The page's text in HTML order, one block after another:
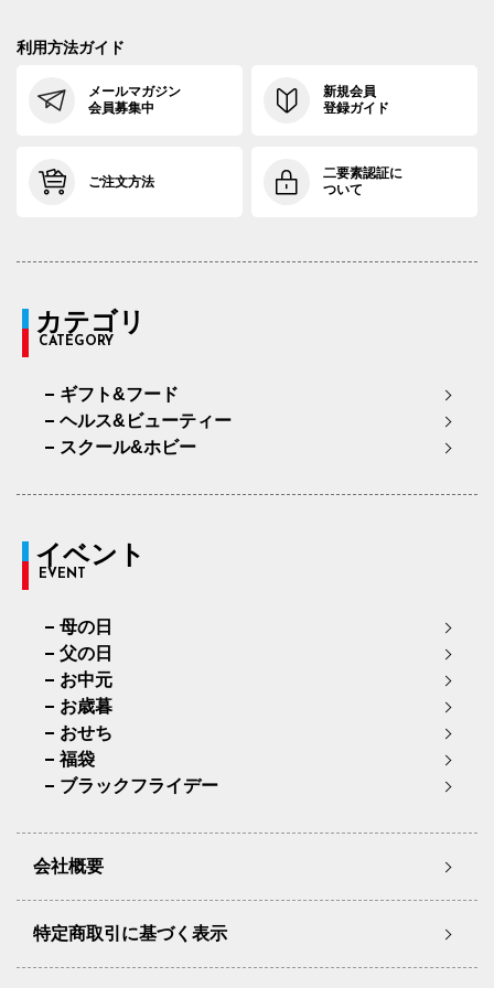
利用方法ガイド
メールマガジン
会員募集中
新規会員
登録ガイド
ご注文方法
二要素認証に
ついて
カテゴリ
CATEGORY
ギフト&フード
ヘルス&ビューティー
スクール&ホビー
イベント
EVENT
母の日
父の日
お中元
お歳暮
おせち
福袋
ブラックフライデー
会社概要
特定商取引に基づく表示